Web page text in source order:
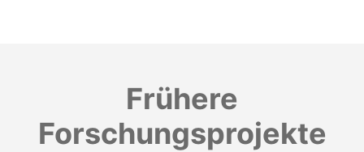
Frühere
Forschungsprojekte